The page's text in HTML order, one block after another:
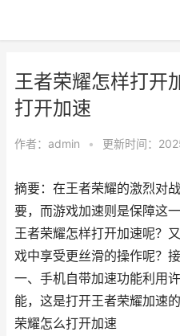
王者荣耀怎样打开
打开加速
作者： admin • 更新时间：
摘要：在王者荣耀的激烈对
要，而游戏加速则是保障这
王者荣耀怎样打开加速呢？
戏中享受更丝滑的操作呢？
一、手机自带加速功能利用
能，这是打开王者荣耀加速
荣耀怎么打开加速